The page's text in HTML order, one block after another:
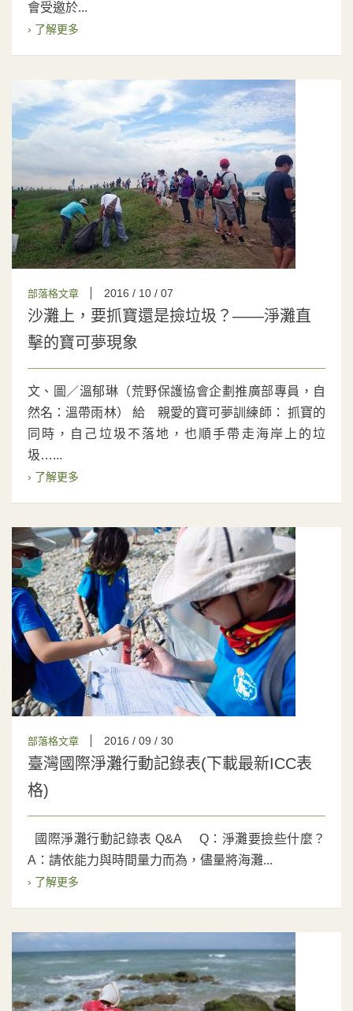
會受邀於...
› 了解更多
部落格文章 2016 / 10 / 07
沙灘上，要抓寶還是撿垃圾？——淨灘直
擊的寶可夢現象
文、圖／溫郁琳（荒野保護協會企劃推廣部專員，自
然名：溫帶雨林） 給 親愛的寶可夢訓練師： 抓寶的
同時，自己垃圾不落地，也順手帶走海岸上的垃
圾…...
› 了解更多
部落格文章 2016 / 09 / 30
臺灣國際淨灘行動記錄表(下載最新ICC表
格)
國際淨灘行動記錄表 Q&A Q：淨灘要撿些什麼？
A：請依能力與時間量力而為，儘量將海灘...
› 了解更多